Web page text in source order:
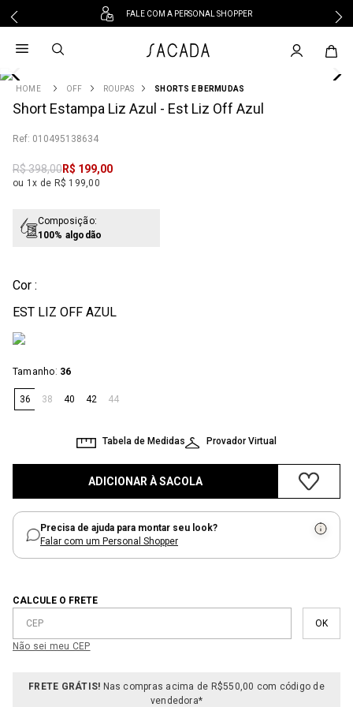
FALE COM A PERSONAL SHOPPER
OFF ROUPAS SHORTS E BERMUDAS
Short Estampa Liz Azul - Est Liz Off Azul
: 010495138634
R$398,00R$ 199,00
ou 1x de R$ 199,00
Composição:
100% algodão
Cor :
EST LIZ OFF AZUL
Tamanho: 36
36 38 40 42 44
Provador Virtual
Tabela de Medidas
ADICIONAR À SACOLA
Precisa de ajuda para montar seu look?
Falar com um Personal Shopper
CALCULE O FRETE
Não sei meu CEP
FRETE GRÁTIS! Nas compras acima de R$550,00 com código de
vendedora*
vestido
3 º blusa
º tricot
º macacão
jeans
camisa